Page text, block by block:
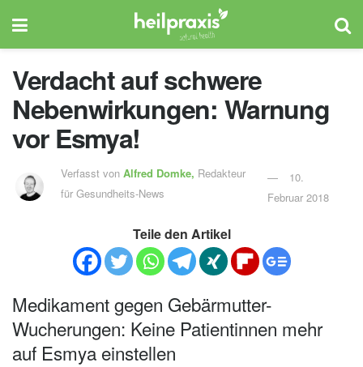
Verdacht auf schwere
Nebenwirkungen: Warnung
vor Esmya!
Verfasst vonAlfred Domke, Redakteur
für Gesundheits-News
10.
Februar 2018
Teile den Artikel
Medikament gegen Gebärmutter-
Wucherungen: Keine Patientinnen mehr
auf Esmya einstellen